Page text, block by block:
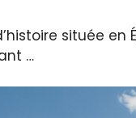
située en
…